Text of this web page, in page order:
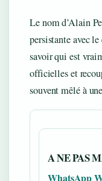
Le nom d’Alain
persistante avec
savoir qui est
officielles et
souvent mêlé à
A NE PAS
WhatsApp